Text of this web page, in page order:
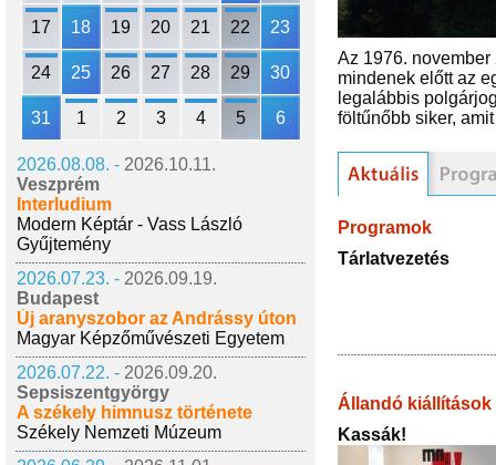
17 18 19 20 21 22 23
24 25 26 27 28 29 30
31 1 2 3 4 5 6
2026.08.08. - 2026.10.11.
Veszprém
Interludium
Modern Képtár - Vass László
Gyűjtemény
2026.07.23. - 2026.09.19.
Budapest
Új aranyszobor az Andrássy úton
Magyar Képzőművészeti Egyetem
2026.07.22. - 2026.09.20.
Sepsiszentgyörgy
A székely himnusz története
Székely Nemzeti Múzeum
Az 1976.
mindenek előtt az
legalábbis
föltűnőbb siker,
Programok
Tárlatvezetés
Állandó kiállítások
Kassák!